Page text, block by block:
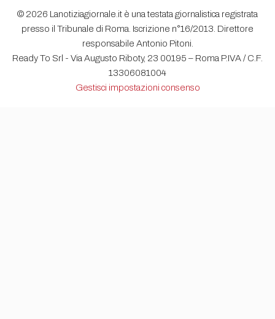
© 2026 Lanotiziagiornale.it è una testata giornalistica registrata
presso il Tribunale di Roma. Iscrizione n°16/2013. Direttore
responsabile Antonio Pitoni.
Ready To Srl - Via Augusto Riboty, 23 00195 – Roma P.IVA / C.F.
13306081004
Gestisci impostazioni consenso